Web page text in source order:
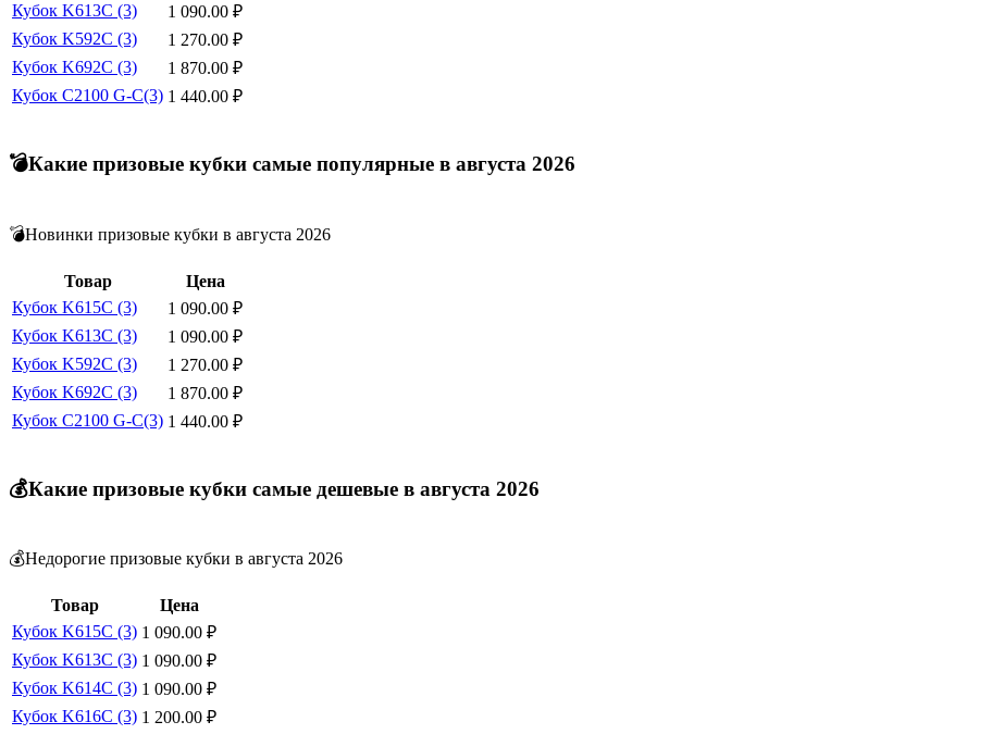
Кубок K613C (3)
1 090.00 ₽
Кубок K592C (3)
1 270.00 ₽
Кубок K692C (3)
1 870.00 ₽
Кубок C2100 G-C(3) 1 440.00 ₽
💣Какие призовые кубки самые популярные в августа 2026
💣Новинки призовые кубки в августа 2026
Товар
Цена
Кубок K615C (3)
1 090.00 ₽
Кубок K613C (3)
1 090.00 ₽
Кубок K592C (3)
1 270.00 ₽
Кубок K692C (3)
1 870.00 ₽
Кубок C2100 G-C(3) 1 440.00 ₽
💰Какие призовые кубки самые дешевые в августа 2026
💰Недорогие призовые кубки в августа 2026
Товар
Цена
Кубок K615C (3) 1 090.00 ₽
Кубок K613C (3) 1 090.00 ₽
Кубок K614C (3) 1 090.00 ₽
Кубок K616C (3) 1 200.00 ₽